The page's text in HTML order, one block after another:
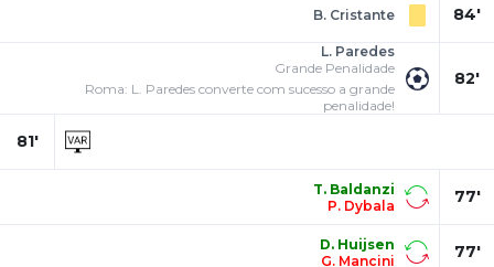
84'
B. Cristante
82'
L. Paredes
Grande Penalidade
Roma: L. Paredes converte com sucesso a grande
penalidade!
81'
77'
T. Baldanzi
P. Dybala
77'
D. Huijsen
G. Mancini